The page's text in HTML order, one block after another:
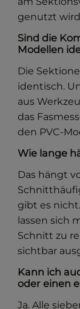
genutzt
Sind die
Modellen
Die
identisch.
aus
das
den PVC-
Wie lange
Das hängt
gibt es
lassen sich
Schnitt zu
sichtbar
Kann ich
oder einen
Ja. Alle